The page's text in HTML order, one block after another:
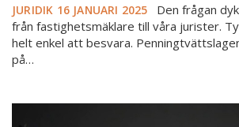
JURIDIK 16 JANUARI 2025
Den frågan
från fastighetsmäklare till våra jurister.
helt enkel att besvara.
på…
Smakprov